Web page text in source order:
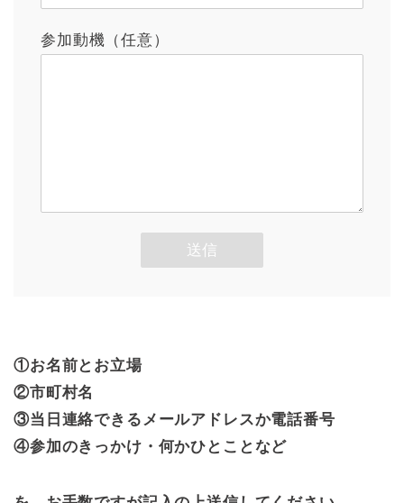
参加動機（任意）
①お名前とお立場
②市町村名
③当日連絡できるメールアドレスか電話番号
④参加のきっかけ・何かひとことなど